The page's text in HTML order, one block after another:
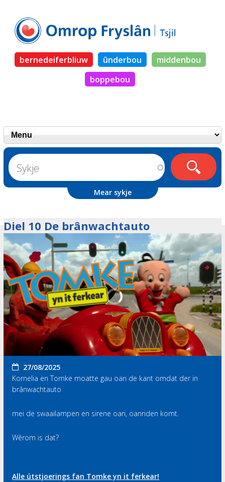
bernedeiferbliuw ûnderbou
middenbou
boppebou
Mear sykje
Diel 10 De brânwachtauto
27/08/2025
Kornelia en Tomke moatte gau oan de kant omdat der in
brânwachtauto
mei de swaailampen en sirene oan, oanriden komt.
Wêrom is dat?
Alle útstjoerings fan Tomke yn it ferkear!